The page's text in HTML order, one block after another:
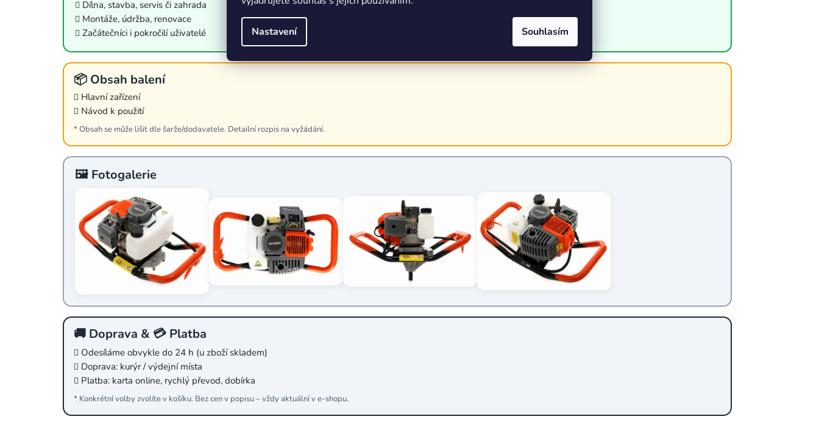
Nastavení Souhlasím
Dílna, stavba, servis či zahrada
Montáže, údržba, renovace
Začátečníci i pokročilí uživatelé
📦 Obsah balení
Hlavní zařízení
Návod k použití
* Obsah se může lišit dle šarže/dodavatele. Detailní rozpis na vyžádání.
🖼️ Fotogalerie
🚚 Doprava & 💳 Platba
Odesíláme obvykle do 24 h (u zboží skladem)
Doprava: kurýr / výdejní místa
Platba: karta online, rychlý převod, dobírka
* Konkrétní volby zvolíte v košíku. Bez cen v popisu – vždy aktuální v e‑shopu.